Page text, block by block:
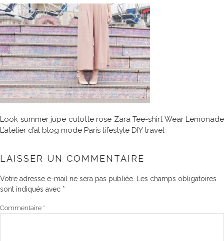
Look summer jupe culotte rose Zara Tee-shirt Wear Lemonade
L’atelier d’al blog mode Paris lifestyle DIY travel
LAISSER UN COMMENTAIRE
Votre adresse e-mail ne sera pas publiée.
Les champs obligatoires
sont indiqués avec *
Commentaire *